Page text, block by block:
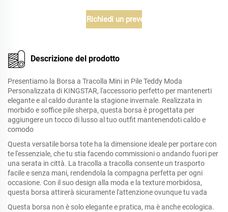
Richiedi un preventivo
Descrizione del prodotto
Presentiamo la Borsa a Tracolla Mini in Pile Teddy Moda
Personalizzata di KINGSTAR, l'accessorio perfetto per mantenerti
elegante e al caldo durante la stagione invernale. Realizzata in
morbido e soffice pile sherpa, questa borsa è progettata per
aggiungere un tocco di lusso al tuo outfit mantenendoti caldo e
comodo
Questa versatile borsa tote ha la dimensione ideale per portare con
te l'essenziale, che tu stia facendo commissioni o andando fuori per
una serata in città. La tracolla a tracolla consente un trasporto
facile e senza mani, rendendola la compagna perfetta per ogni
occasione. Con il suo design alla moda e la texture morbidosa,
questa borsa attirerà sicuramente l'attenzione ovunque tu vada
Questa borsa non è solo elegante e pratica, ma è anche ecologica.